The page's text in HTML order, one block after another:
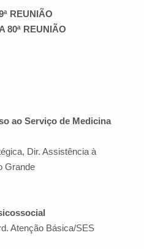
REUNIÃO
80ª REUNIÃO
ao Serviço de Medicina
Dir. Assistência à
Grande
Atenção Básica/SES